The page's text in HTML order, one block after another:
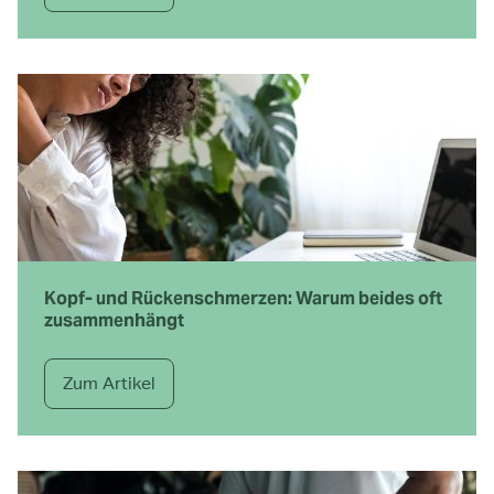
Kopf- und Rückenschmerzen: Warum beides oft
zusammenhängt
Zum Artikel